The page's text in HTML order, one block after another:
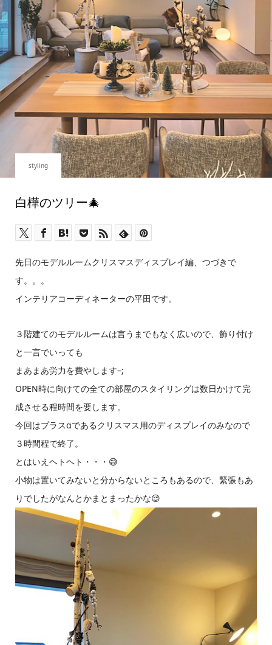
styling
白樺のツリー🎄
先日のモデルルームクリスマスディスプレイ編、つづきで
す。。。
インテリアコーディネーターの平田です。
３階建てのモデルルームは言うまでもなく広いので、飾り付け
と一言でいっても
まあまあ労力を費やします–;
OPEN時に向けての全ての部屋のスタイリングは数日かけて完
成させる程時間を要します。
今回はプラスαであるクリスマス用のディスプレイのみなので
３時間程で終了。
とはいえヘトヘト・・・😅
小物は置いてみないと分からないところもあるので、緊張もあ
りでしたがなんとかまとまったかな😌